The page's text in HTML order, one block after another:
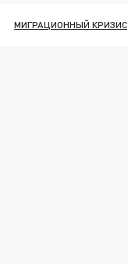
МИГРАЦИОННЫЙ КРИЗИС